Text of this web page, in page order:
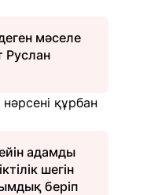
мәселе
Руслан
құрбан
адамды
шегін
беріп